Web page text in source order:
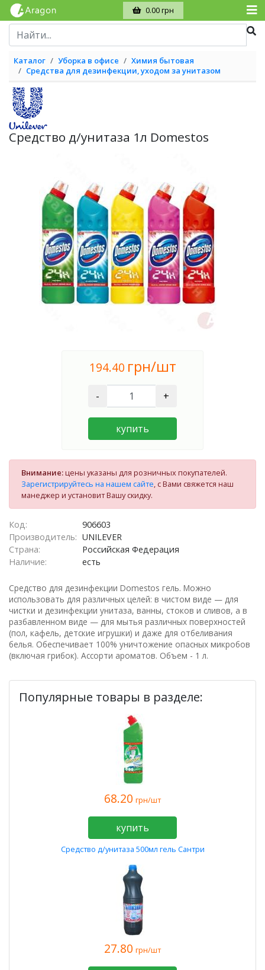
0.00 грн
Каталог Уборка в офисе
Химия бытовая
Средства для дезинфекции, уходом за унитазом
Средство д/унитаза 1л Domestos
194.40 грн/шт
- +
купить
Внимание:цены указаны для розничных покупателей.
Зарегистрируйтесь на нашем сайте, с Вами свяжется наш
манеджер и установит Вашу скидку.
Код:
906603
Производитель: UNILEVER
Страна:
Российская Федерация
Наличие:
есть
Средство для дезинфекции Domestos гель. Можно
использовать для различных целей: в чистом виде — для
чистки и дезинфекции унитаза, ванны, стоков и сливов, а в
разбавленном виде — для мытья различных поверхностей
(пол, кафель, детские игрушки) и даже для отбеливания
белья. Обеспечивает 100% уничтожение опасных микробов
(включая грибок). Ассорти ароматов. Объем - 1 л.
Популярные товары в разделе:
68.20 грн/шт
купить
Средство д/унитаза 500мл гель Сантри
27.80 грн/шт